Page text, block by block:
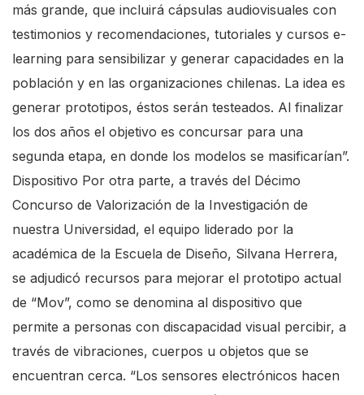
más grande, que incluirá cápsulas audiovisuales con
testimonios y recomendaciones, tutoriales y cursos e-
learning para sensibilizar y generar capacidades en la
población y en las organizaciones chilenas. La idea es
generar prototipos, éstos serán testeados. Al finalizar
los dos años el objetivo es concursar para una
segunda etapa, en donde los modelos se masificarían”.
Dispositivo Por otra parte, a través del Décimo
Concurso de Valorización de la Investigación de
nuestra Universidad, el equipo liderado por la
académica de la Escuela de Diseño, Silvana Herrera,
se adjudicó recursos para mejorar el prototipo actual
de “Mov”, como se denomina al dispositivo que
permite a personas con discapacidad visual percibir, a
través de vibraciones, cuerpos u objetos que se
encuentran cerca. “Los sensores electrónicos hacen